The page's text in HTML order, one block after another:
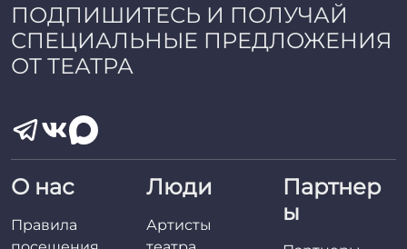
ПОДПИШИТЕСЬ И ПОЛУЧАЙ
СПЕЦИАЛЬНЫЕ ПРЕДЛОЖЕНИЯ
ОТ ТЕАТРА
О нас
Правила
Люди
Артисты
Партнер
ы